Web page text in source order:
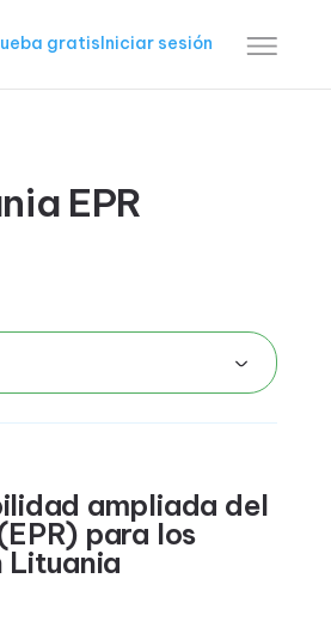
gratisIniciar sesión
EPR
ampliada del
para los
Lituania